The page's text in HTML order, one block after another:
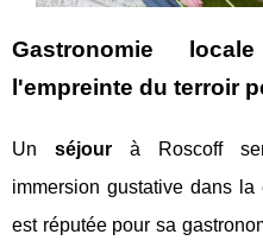
Gastronomie
l'empreinte du terroir
Un séjourà Roscoff
immersion gustative dans
est réputée pour sa